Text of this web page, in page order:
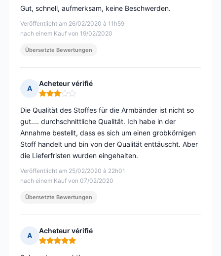
Veröffentlicht am 26/02/2020 à 11h59
nach einem Kauf von 19/02/2020
Gut, schnell, aufmerksam, keine Beschwerden.
Übersetzte Bewertungen
A
Acheteur vérifié
Hinweis: 3 von 5
Veröffentlicht am 25/02/2020 à 22h01
nach einem Kauf von 07/02/2020
Die Qualität des Stoffes für die Armbänder ist nicht so
gut.... durchschnittliche Qualität. Ich habe in der
Annahme bestellt, dass es sich um einen grobkörnigen
Stoff handelt und bin von der Qualität enttäuscht. Aber
die Lieferfristen wurden eingehalten.
Übersetzte Bewertungen
A
Acheteur vérifié
Hinweis: 5 von 5